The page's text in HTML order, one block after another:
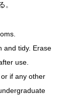
。
and tidy. Erase
use.
if any other